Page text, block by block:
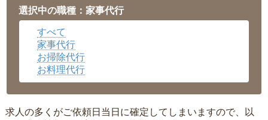
福井県 ▼
岡山県 ▼
広島県
沖縄県 ▼
選択中の職種：家事代行
すべて
家事代行
お掃除代行
お料理代行
求人の多くがご依頼日当日に確定してしまいますので、以